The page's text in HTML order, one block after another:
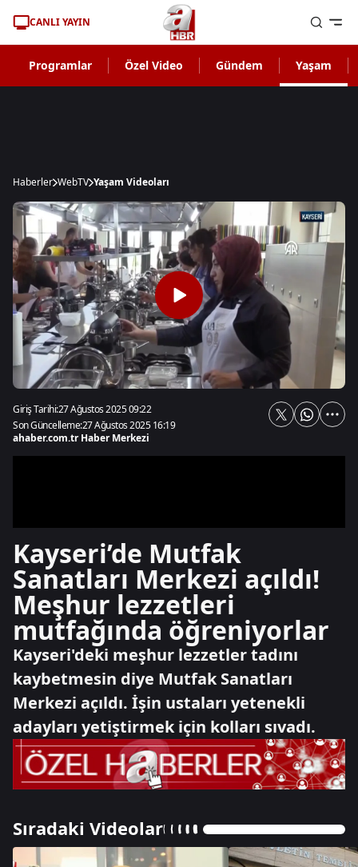
CANLI YAYIN
Programlar Özel Video Gündem Yaşam
Haberler WebTV Yaşam Videoları
Giriş Tarihi:27 Ağustos 2025 09:22
Son Güncelleme:27 Ağustos 2025 16:19
ahaber.com.tr Haber Merkezi
Kayseri’de Mutfak
Sanatları Merkezi açıldı!
Meşhur lezzetleri
mutfağında öğreniyorlar
Kayseri'deki meşhur lezzetler tadını
kaybetmesin diye Mutfak Sanatları
Merkezi açıldı. İşin ustaları yetenekli
adayları yetiştirmek için kolları sıvadı.
Sıradaki Videolar